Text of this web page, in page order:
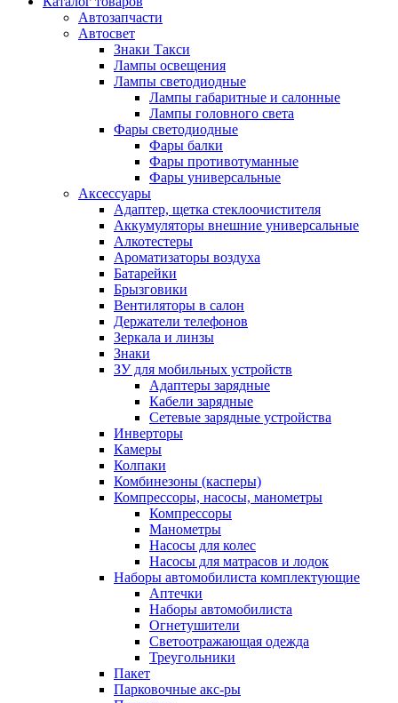
Автозапчасти
Автосвет
Знаки Такси
Лампы освещения
Лампы светодиодные
Лампы габаритные и салонные
Лампы головного света
Фары светодиодные
Фары балки
Фары противотуманные
Фары универсальные
Аксессуары
Адаптер, щетка стеклоочистителя
Аккумуляторы внешние универсальные
Алкотестеры
Ароматизаторы воздуха
Батарейки
Брызговики
Вентиляторы в салон
Держатели телефонов
Зеркала и линзы
Знаки
ЗУ для мобильных устройств
Адаптеры зарядные
Кабели зарядные
Сетевые зарядные устройства
Инверторы
Камеры
Колпаки
Комбинезоны (касперы)
Компрессоры, насосы, манометры
Компрессоры
Манометры
Насосы для колес
Насосы для матрасов и лодок
Наборы автомобилиста комплектующие
Аптечки
Наборы автомобилиста
Огнетушители
Светоотражающая одежда
Треугольники
Пакет
Парковочные акс-ры